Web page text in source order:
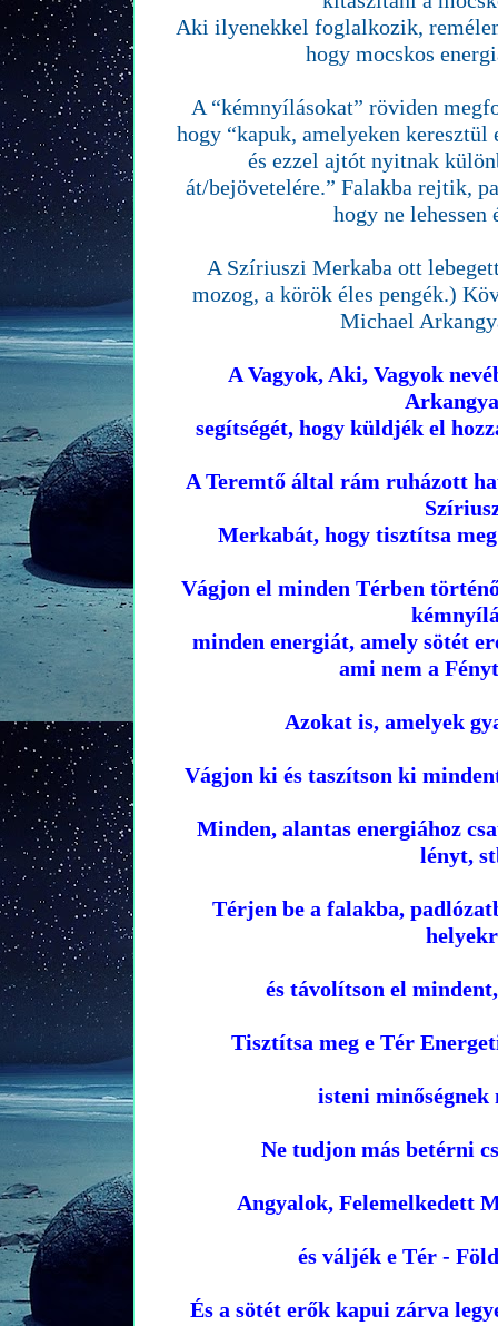
Aki ilyenekkel foglalkozik,
hogy mocskos
A “kémnyílásokat” röviden
hogy “kapuk, amelyeken
és ezzel ajtót nyitnak
át/bejövetelére.” Falakba rejtik,
hogy ne lehessen
A Szíriuszi Merkaba ott
mozog, a körök éles pengék.)
Michael
A Vagyok, Aki, Vagyok
segítségét, hogy küldjék el
A Teremtő által rám ruházott
Merkabát, hogy tisztítsa
Vágjon el minden Térben
minden energiát, amely sötét
ami nem a
Azokat is, amelyek
Vágjon ki és taszítson ki
Minden, alantas energiához
lényt,
Térjen be a falakba,
és távolítson el
Tisztítsa meg e Tér
isteni minőségnek
Ne tudjon más betérni
Angyalok, Felemelkedett
és váljék e Tér -
És a sötét erők kapui zárva